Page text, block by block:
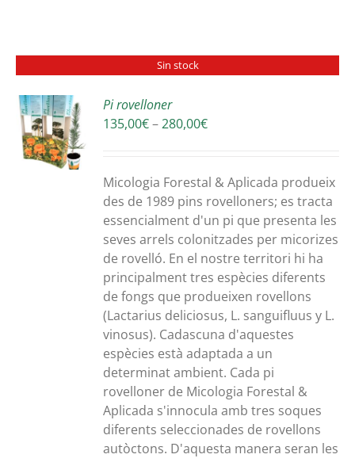
Sin stock
Pi rovelloner
135,00€–280,00€Interval
135,00€
a
280,00€
Micologia Forestal & Aplicada produeix
des de 1989 pins rovelloners; es tracta
essencialment d'un pi que presenta les
seves arrels colonitzades per micorizes
de rovelló. En el nostre territori hi ha
principalment tres espècies diferents
de fongs que produeixen rovellons
(Lactarius deliciosus, L. sanguifluus y L.
vinosus). Cadascuna d'aquestes
espècies està adaptada a un
determinat ambient. Cada pi
rovelloner de Micologia Forestal &
Aplicada s'innocula amb tres soques
diferents seleccionades de rovellons
autòctons. D'aquesta manera seran les